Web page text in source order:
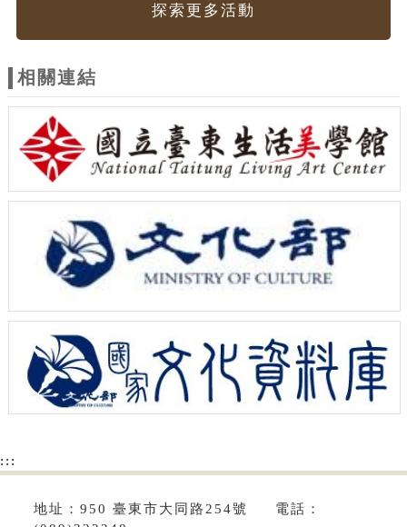
探索更多活動
相關連結
:::
地址：950 臺東市大同路254號 電話：